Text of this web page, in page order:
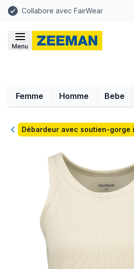
Collabore avec FairWear
Menu
Femme Homme Bebe
RetourDébardeur avec soutien-gorge